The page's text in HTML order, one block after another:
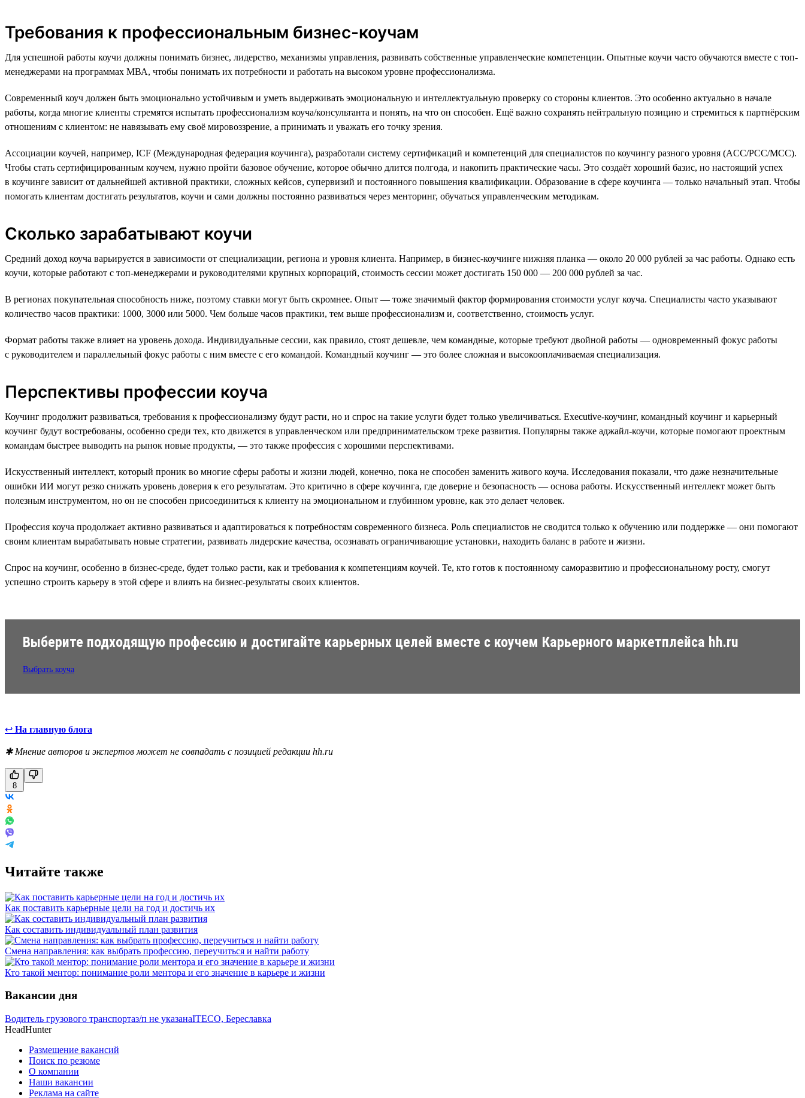
Требования к профессиональным бизнес-коучам
Для успешной работы коучи должны понимать бизнес, лидерство, механизмы управления, развивать собственные управленческие компетенции. Опытные коучи часто обучаются вместе с топ-
менеджерами на программах МВА, чтобы понимать их потребности и работать на высоком уровне профессионализма.
Современный коуч должен быть эмоционально устойчивым и уметь выдерживать эмоциональную и интеллектуальную проверку со стороны клиентов. Это особенно актуально в начале
работы, когда многие клиенты стремятся испытать профессионализм коуча/консультанта и понять, на что он способен. Ещё важно сохранять нейтральную позицию и стремиться к партнёрским
отношениям с клиентом: не навязывать ему своё мировоззрение, а принимать и уважать его точку зрения.
Ассоциации коучей, например, ICF (Международная федерация коучинга), разработали систему сертификаций и компетенций для специалистов по коучингу разного уровня (ACC/PCC/MCC).
Чтобы стать сертифицированным коучем, нужно пройти базовое обучение, которое обычно длится полгода, и накопить практические часы. Это создаёт хороший базис, но настоящий успех
в коучинге зависит от дальнейшей активной практики, сложных кейсов, супервизий и постоянного повышения квалификации. Образование в сфере коучинга — только начальный этап. Чтобы
помогать клиентам достигать результатов, коучи и сами должны постоянно развиваться через менторинг, обучаться управленческим методикам.
Сколько зарабатывают коучи
Средний доход коуча варьируется в зависимости от специализации, региона и уровня клиента. Например, в бизнес-коучинге нижняя планка — около 20 000 рублей за час работы. Однако есть
коучи, которые работают с топ-менеджерами и руководителями крупных корпораций, стоимость сессии может достигать 150 000 — 200 000 рублей за час.
В регионах покупательная способность ниже, поэтому ставки могут быть скромнее. Опыт — тоже значимый фактор формирования стоимости услуг коуча. Специалисты часто указывают
количество часов практики: 1000, 3000 или 5000. Чем больше часов практики, тем выше профессионализм и, соответственно, стоимость услуг.
Формат работы также влияет на уровень дохода. Индивидуальные сессии, как правило, стоят дешевле, чем командные, которые требуют двойной работы — одновременный фокус работы
с руководителем и параллельный фокус работы с ним вместе с его командой. Командный коучинг — это более сложная и высокооплачиваемая специализация.
Перспективы профессии коуча
Коучинг продолжит развиваться, требования к профессионализму будут расти, но и спрос на такие услуги будет только увеличиваться. Executive-коучинг, командный коучинг и карьерный
коучинг будут востребованы, особенно среди тех, кто движется в управленческом или предпринимательском треке развития. Популярны также аджайл-коучи, которые помогают проектным
командам быстрее выводить на рынок новые продукты, — это также профессия с хорошими перспективами.
Искусственный интеллект, который проник во многие сферы работы и жизни людей, конечно, пока не способен заменить живого коуча. Исследования показали, что даже незначительные
ошибки ИИ могут резко снижать уровень доверия к его результатам. Это критично в сфере коучинга, где доверие и безопасность — основа работы. Искусственный интеллект может быть
полезным инструментом, но он не способен присоединиться к клиенту на эмоциональном и глубинном уровне, как это делает человек.
Профессия коуча продолжает активно развиваться и адаптироваться к потребностям современного бизнеса. Роль специалистов не сводится только к обучению или поддержке — они помогают
своим клиентам вырабатывать новые стратегии, развивать лидерские качества, осознавать ограничивающие установки, находить баланс в работе и жизни.
Спрос на коучинг, особенно в бизнес-среде, будет только расти, как и требования к компетенциям коучей. Те, кто готов к постоянному саморазвитию и профессиональному росту, смогут
успешно строить карьеру в этой сфере и влиять на бизнес-результаты своих клиентов.
Выберите подходящую профессию и достигайте карьерных целей вместе с коучем Карьерного маркетплейса hh.ru
Выбрать коуча
↩ На главную блога
✱ Мнение авторов и экспертов может не совпадать с позицией редакции hh.ru
8
Читайте также
Как поставить карьерные цели на год и достичь их
Как составить индивидуальный план развития
Смена направления: как выбрать профессию, переучиться и найти работу
Кто такой ментор: понимание роли ментора и его значение в карьере и жизни
Вакансии дня
Водитель грузового транспортаз/п не указанаITECO, Береславка
HeadHunter
Размещение вакансий
Поиск по резюме
О компании
Наши вакансии
Реклама на сайте